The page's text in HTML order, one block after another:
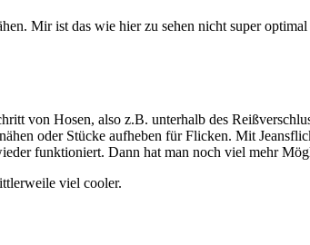
Mir ist das wie hier zu sehen nicht super
von Hosen, also z.B. unterhalb des
oder Stücke aufheben für Flicken. Mit
funktioniert. Dann hat man noch viel mehr
viel cooler.